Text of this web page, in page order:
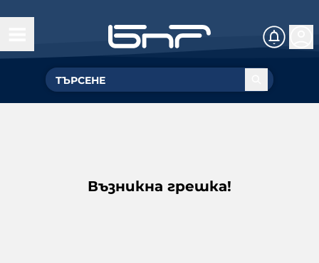
Възникна грешка!